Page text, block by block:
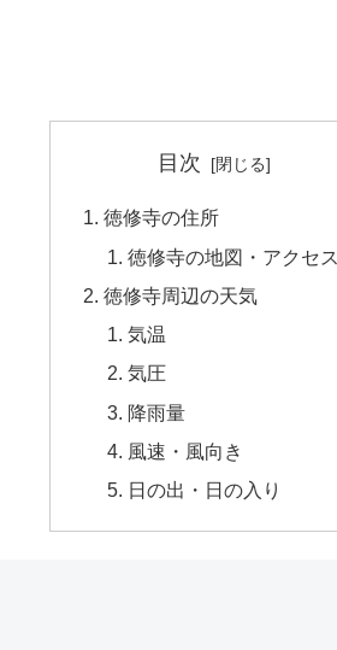
目次
徳修寺の住所
徳修寺の地図・アクセス
徳修寺周辺の天気
気温
気圧
降雨量
風速・風向き
日の出・日の入り